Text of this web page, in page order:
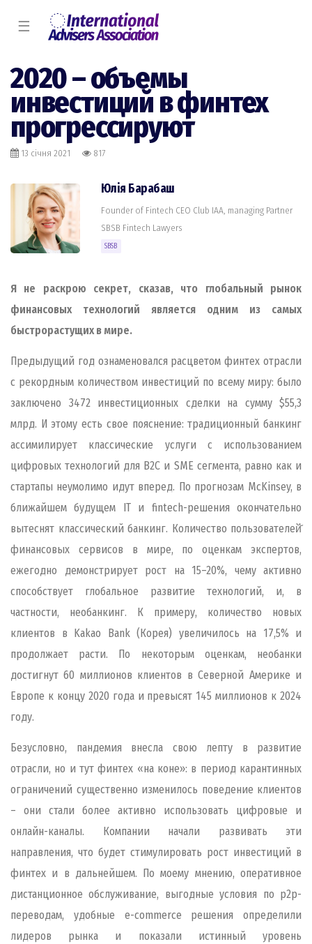
☰
2020 – объемы
инвестиций в финтех
прогрессируют
13 січня 2021 817
Юлія Барабаш
Founder of Fintech CEO Club IAA, managing Partner
SBSB Fintech Lawyers
SBSB
Я не раскрою секрет, сказав, что глобальный рынок
финансовых технологий является одним из самых
быстрорастущих в мире.
Предыдущий год ознаменовался расцветом финтех отрасли
с рекордным количеством инвестиций по всему миру: было
заключено 3472 инвестиционных сделки на сумму $55,3
млрд. И этому есть свое пояснение: традиционный банкинг
ассимилирует классические услуги с использованием
цифровых технологий для B2C и SME сегмента, равно как и
стартапы неумолимо идут вперед. По прогнозам McKinsey, в
ближайшем будущем IТ и fintech-решения окончательно
вытеснят классический банкинг. Количество пользователей̆
финансовых сервисов в мире, по оценкам экспертов,
ежегодно демонстрирует рост на 15–20%, чему активно
способствует глобальное развитие технологий, и, в
частности, необанкинг. К примеру, количество новых
клиентов в Kakao Bank (Корея) увеличилось на 17,5% и
продолжает расти. По некоторым оценкам, необанки
достигнут 60 миллионов клиентов в Северной Америке и
Европе к концу 2020 года и превысят 145 миллионов к 2024
году.
Безусловно, пандемия внесла свою лепту в развитие
отрасли, но и тут финтех «на коне»: в период карантинных
ограничений существенно изменилось поведение клиентов
– они стали более активно использовать цифровые и
онлайн-каналы. Компании начали развивать эти
направления, что будет стимулировать рост инвестиций в
финтех и в дальнейшем. По моему мнению, оперативное
дистанционное обслуживание, выгодные условия по р2р-
переводам, удобные e-commerce решения определили
лидеров рынка и показали истинный уровень